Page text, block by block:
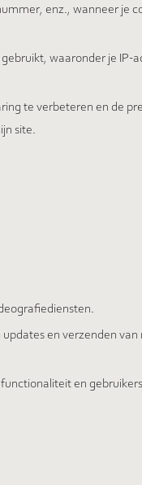
enz., wanneer je
waaronder je IP-
te verbeteren en de
site.
en verzenden
en